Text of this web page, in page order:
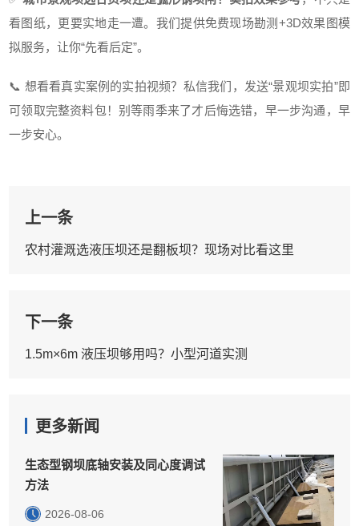
看图纸，更要实地走一遭。我们提供免费现场勘测+3D效果图模
拟服务，让你“先看后定”。
📞 想看看真实案例的实拍视频？私信我们，发送“景观坝实拍”即
可领取完整资料包！别等雨季来了才后悔选错，早一步沟通，早
一步安心。
上一条
农村灌溉选液压坝还是翻板坝？现场对比看这里
下一条
1.5m×6m 液压坝够用吗？小型河道实测
更多新闻
生态型钢坝底轴安装及同心度调试
方法
2026-08-06